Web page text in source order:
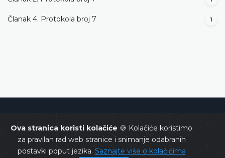
Ova stranica koristi kolačiće 🍪 Kolačiće koristimo
za pravilan rad web stranice i snimanje odabranih
postavki poput jezika. Saznajte više o kolačićima
Članak 4. Protokola broj 7 1